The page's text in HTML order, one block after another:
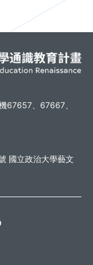
67657、67667、
國立政治大學藝文